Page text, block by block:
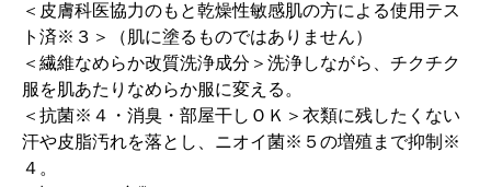
＜皮膚科医協力のもと乾燥性敏感肌の方による使用テス
ト済※３＞（肌に塗るものではありません）
＜繊維なめらか改質洗浄成分＞洗浄しながら、チクチク
服を肌あたりなめらか服に変える。
＜抗菌※４・消臭・部屋干しＯＫ＞衣類に残したくない
汗や皮脂汚れを落とし、ニオイ菌※５の増殖まで抑制※
４。